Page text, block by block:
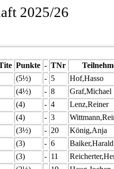
2025/26
Punkte - TNr
(5½) - 5
Hof,Hasso
(4½) - 8
Graf,Michael
(4) - 4
Lenz,Reiner
(4) - 3
(3½) - 20
König,Anja
(3) - 6
Baiker,Harald
(3) - 11